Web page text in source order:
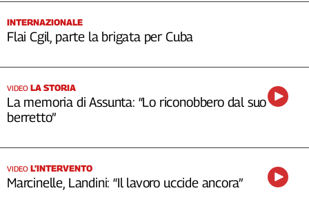
INTERNAZIONALE
Flai Cgil, parte la brigata per Cuba
VIDEO LA STORIA
La memoria di Assunta: “Lo riconobbero dal suo
berretto”
VIDEO L’INTERVENTO
Marcinelle, Landini: “Il lavoro uccide ancora”